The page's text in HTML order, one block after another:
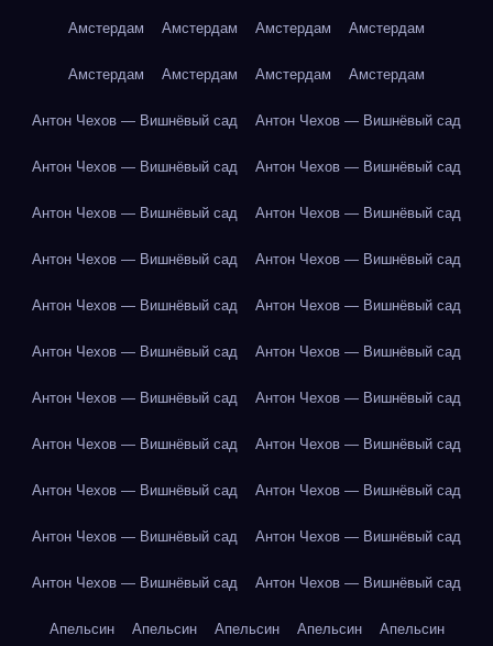
Амстердам Амстердам Амстердам Амстердам
Амстердам Амстердам Амстердам Амстердам
Антон Чехов — Вишнёвый сад Антон Чехов — Вишнёвый сад
Антон Чехов — Вишнёвый сад Антон Чехов — Вишнёвый сад
Антон Чехов — Вишнёвый сад Антон Чехов — Вишнёвый сад
Антон Чехов — Вишнёвый сад Антон Чехов — Вишнёвый сад
Антон Чехов — Вишнёвый сад Антон Чехов — Вишнёвый сад
Антон Чехов — Вишнёвый сад Антон Чехов — Вишнёвый сад
Антон Чехов — Вишнёвый сад Антон Чехов — Вишнёвый сад
Антон Чехов — Вишнёвый сад Антон Чехов — Вишнёвый сад
Антон Чехов — Вишнёвый сад Антон Чехов — Вишнёвый сад
Антон Чехов — Вишнёвый сад Антон Чехов — Вишнёвый сад
Антон Чехов — Вишнёвый сад Антон Чехов — Вишнёвый сад
Апельсин Апельсин Апельсин Апельсин Апельсин